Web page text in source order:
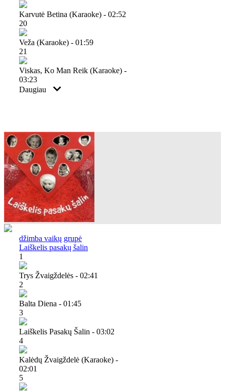
Karvutė Betina (karaoke) - 02:52
20
Veža (karaoke) - 01:59
21
Viskas, Ko Man Reik (karaoke) -
03:23
Daugiau
džimba vaikų grupė
Laiškelis pasakų šalin
1
Trys Žvaigždelės - 02:41
2
Balta Diena - 01:45
3
Laiškelis Pasakų Šalin - 03:02
4
Kalėdų Žvaigždelė (karaoke) -
02:01
5